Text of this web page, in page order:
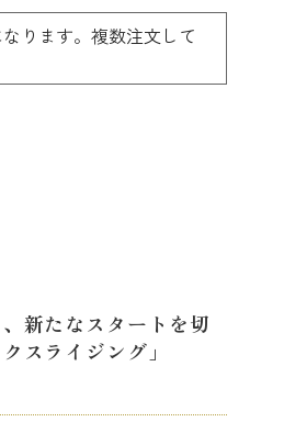
ります。複数注文して
新たなスタートを切
スライジング」